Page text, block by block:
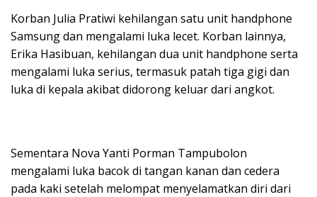
Korban Julia Pratiwi kehilangan satu unit handphone
Samsung dan mengalami luka lecet. Korban lainnya,
Erika Hasibuan, kehilangan dua unit handphone serta
mengalami luka serius, termasuk patah tiga gigi dan
luka di kepala akibat didorong keluar dari angkot.
Sementara Nova Yanti Porman Tampubolon
mengalami luka bacok di tangan kanan dan cedera
pada kaki setelah melompat menyelamatkan diri dari